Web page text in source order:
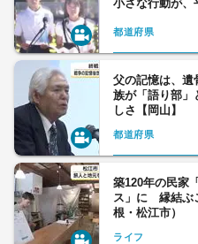
小さな行動が、
都道府県
父の記憶は、
族が「語り部」
しさ【岡山】
都道府県
築120年の民家
ス」に 縁結ぶ
根・松江市）
ライフ